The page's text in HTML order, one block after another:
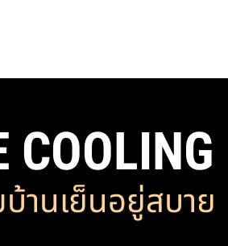
COOLING
านเย็นอยู่สบาย